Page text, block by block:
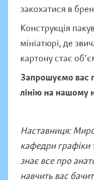
закохатися в
Конструкція
мініатюрі, де
картону стає
Запрошуємо вас
лінію на нашому
Наставниця:
кафедри графіки
знає все про
навчить вас